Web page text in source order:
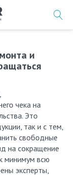
и
чека на
Это
так и с тем,
свободные
на сокращение
минимум всю
эксперты,